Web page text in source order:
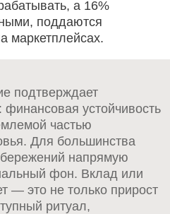
а 16%
поддаются
маркетплейсах.
подтверждает
устойчивость
частью
Для большинства
напрямую
фон. Вклад или
— это не только прирост
ритуал,